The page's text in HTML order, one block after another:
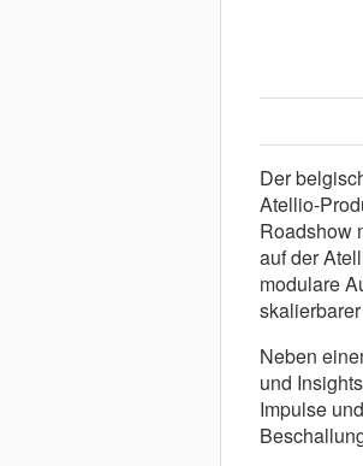
Der
Atellio-
Roadshow
auf der
modulare
Neben
und
Impulse